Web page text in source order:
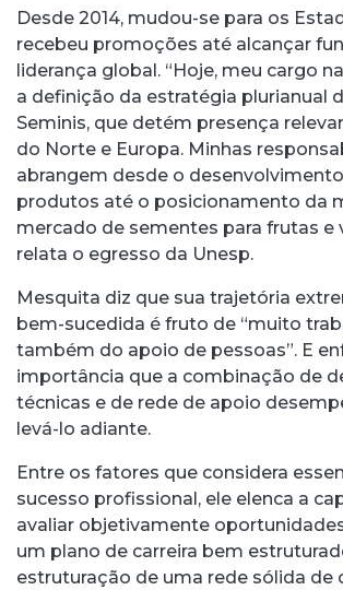
Desde 2014, mudou-se para os
recebeu promoções até alcançar
liderança global. “Hoje, meu cargo
a definição da estratégia plurianual
Seminis, que detém presença
do Norte e Europa. Minhas
abrangem desde o
produtos até o posicionamento da
mercado de sementes para frutas e
relata o egresso da Unesp.
Mesquita diz que sua trajetória
bem-sucedida é fruto de “muito
também do apoio de pessoas”. E
importância que a combinação de
técnicas e de rede de apoio
levá-lo adiante.
Entre os fatores que considera
sucesso profissional, ele elenca a
avaliar objetivamente
um plano de carreira bem
estruturação de uma rede sólida de